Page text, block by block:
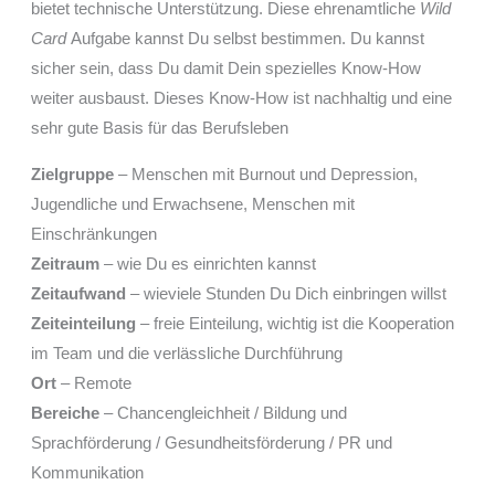
bietet technische Unterstützung. Diese ehrenamtliche Wild
CardAufgabe kannst Du selbst bestimmen. Du kannst
sicher sein, dass Du damit Dein spezielles Know-How
weiter ausbaust. Dieses Know-How ist nachhaltig und eine
sehr gute Basis für das Berufsleben
Zielgruppe – Menschen mit Burnout und Depression,
Jugendliche und Erwachsene, Menschen mit
Einschränkungen
Zeitraum – wie Du es einrichten kannst
Zeitaufwand – wieviele Stunden Du Dich einbringen willst
Zeiteinteilung – freie Einteilung, wichtig ist die Kooperation
im Team und die verlässliche Durchführung
Ort – Remote
Bereiche – Chancengleichheit / Bildung und
Sprachförderung / Gesundheitsförderung / PR und
Kommunikation